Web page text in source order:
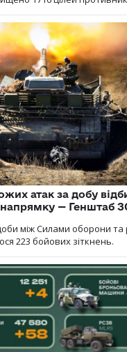
атак за добу
— Генштаб
між Силами оборони та
223 бойових зіткнень.